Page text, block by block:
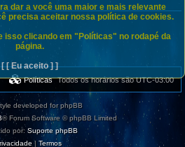
dar a você uma maior e mais relevante
precisa aceitar nossa política de cookies.
isso clicando em "Políticas" no rodapé da
página.
[ [ Eu aceito ] ]
Todos os horários sãoUTC-03:00
Políticas
developed for phpBB
® Forum Software © phpBB Limited
por: Suporte phpBB
| Termos